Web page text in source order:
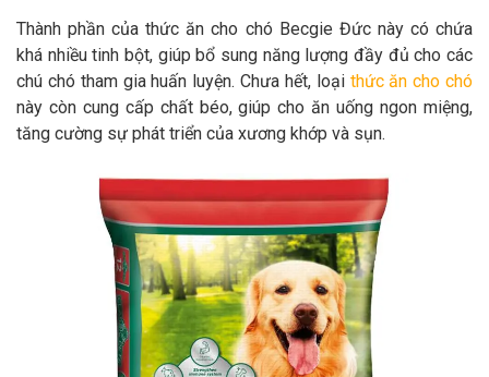
Thành phần của thức ăn cho chó Becgie Đức này có chứa
khá nhiều tinh bột, giúp bổ sung năng lượng đầy đủ cho các
chú chó tham gia huấn luyện. Chưa hết, loại thức ăn cho chó
này còn cung cấp chất béo, giúp cho ăn uống ngon miệng,
tăng cường sự phát triển của xương khớp và sụn.